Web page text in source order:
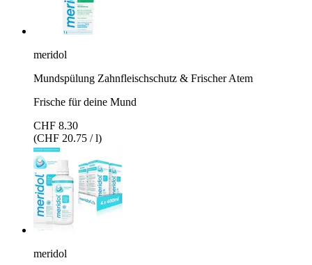
meridol
Mundspülung Zahnfleischschutz & Frischer Atem
Frische für deine Mund
CHF 8.30
(CHF 20.75 / l)
meridol